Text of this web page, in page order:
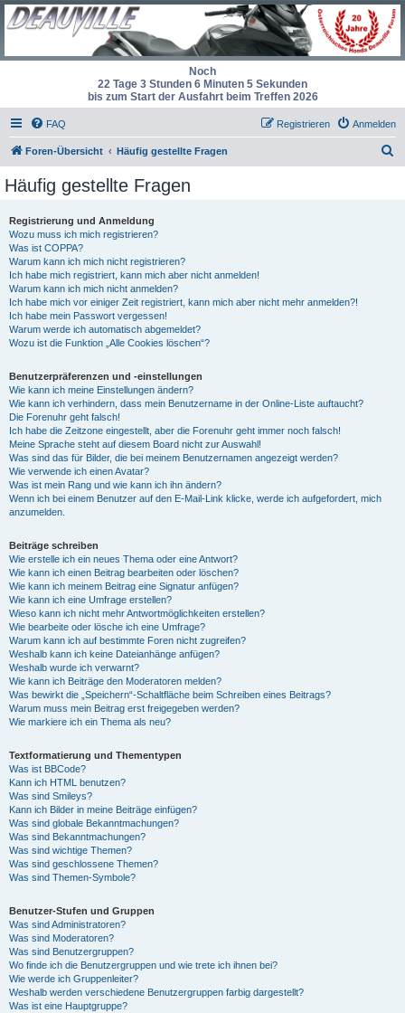
Noch
22 Tage 3 Stunden 6 Minuten 4 Sekunden
bis zum Start der Ausfahrt beim Treffen 2026
FAQ Anmelden
Registrieren
Foren-Übersicht Häufig gestellte Fragen
Häufig gestellte Fragen
Registrierung und Anmeldung
Wozu muss ich mich registrieren?
Was ist COPPA?
Warum kann ich mich nicht registrieren?
Ich habe mich registriert, kann mich aber nicht anmelden!
Warum kann ich mich nicht anmelden?
Ich habe mich vor einiger Zeit registriert, kann mich aber nicht mehr anmelden?!
Ich habe mein Passwort vergessen!
Warum werde ich automatisch abgemeldet?
Wozu ist die Funktion „Alle Cookies löschen“?
Benutzerpräferenzen und -einstellungen
Wie kann ich meine Einstellungen ändern?
Wie kann ich verhindern, dass mein Benutzername in der Online-Liste auftaucht?
Die Forenuhr geht falsch!
Ich habe die Zeitzone eingestellt, aber die Forenuhr geht immer noch falsch!
Meine Sprache steht auf diesem Board nicht zur Auswahl!
Was sind das für Bilder, die bei meinem Benutzernamen angezeigt werden?
Wie verwende ich einen Avatar?
Was ist mein Rang und wie kann ich ihn ändern?
Wenn ich bei einem Benutzer auf den E-Mail-Link klicke, werde ich aufgefordert, mich
anzumelden.
Beiträge schreiben
Wie erstelle ich ein neues Thema oder eine Antwort?
Wie kann ich einen Beitrag bearbeiten oder löschen?
Wie kann ich meinem Beitrag eine Signatur anfügen?
Wie kann ich eine Umfrage erstellen?
Wieso kann ich nicht mehr Antwortmöglichkeiten erstellen?
Wie bearbeite oder lösche ich eine Umfrage?
Warum kann ich auf bestimmte Foren nicht zugreifen?
Weshalb kann ich keine Dateianhänge anfügen?
Weshalb wurde ich verwarnt?
Wie kann ich Beiträge den Moderatoren melden?
Was bewirkt die „Speichern“-Schaltfläche beim Schreiben eines Beitrags?
Warum muss mein Beitrag erst freigegeben werden?
Wie markiere ich ein Thema als neu?
Textformatierung und Thementypen
Was ist BBCode?
Kann ich HTML benutzen?
Was sind Smileys?
Kann ich Bilder in meine Beiträge einfügen?
Was sind globale Bekanntmachungen?
Was sind Bekanntmachungen?
Was sind wichtige Themen?
Was sind geschlossene Themen?
Was sind Themen-Symbole?
Benutzer-Stufen und Gruppen
Was sind Administratoren?
Was sind Moderatoren?
Was sind Benutzergruppen?
Wo finde ich die Benutzergruppen und wie trete ich ihnen bei?
Wie werde ich Gruppenleiter?
Weshalb werden verschiedene Benutzergruppen farbig dargestellt?
Was ist eine Hauptgruppe?